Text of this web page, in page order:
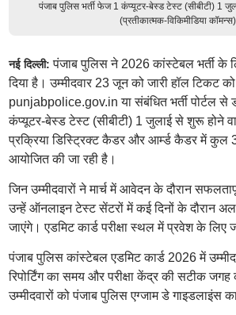
पंजाब पुलिस भर्ती फेज 1 कंप्यूटर-बेस्ड टेस्ट (सीबीटी) 1
(प्रतीकात्मक-विकिमीडिया कॉमन्स)
नई दिल्ली: पंजाब पुलिस ने 2026 कांस्टेबल भर्ती के
दिया है। उम्मीदवार 23 जून को जारी हॉल टिकट
punjabpolice.gov.in या संबंधित भर्ती पोर्टल
कंप्यूटर-बेस्ड टेस्ट (सीबीटी) 1 जुलाई से शुरू होने
प्रक्रिया डिस्ट्रिक्ट कैडर और आर्म्ड कैडर में कुल
आयोजित की जा रही है।
जिन उम्मीदवारों ने मार्च में आवेदन के दौरान
उन्हें ऑनलाइन टेस्ट सेंटरों में कई दिनों के दौरान
जाएंगे। एडमिट कार्ड परीक्षा स्थल में प्रवेश के लिए
पंजाब पुलिस कांस्टेबल एडमिट कार्ड 2026 में
रिपोर्टिंग का समय और परीक्षा केंद्र की सटीक जगह
उम्मीदवारों को पंजाब पुलिस एग्जाम डे गाइडलाइंस